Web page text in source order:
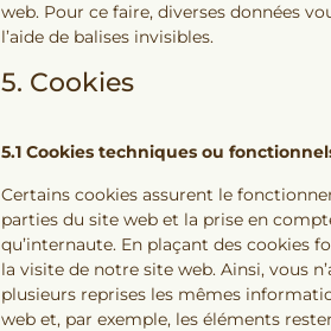
web. Pour ce faire, diverses données
l’aide de balises invisibles.
5. Cookies
5.1 Cookies techniques ou
Certains cookies assurent le
parties du site web et la prise en
qu’internaute. En plaçant des cookies
la visite de notre site web. Ainsi, vous
plusieurs reprises les mêmes
web et, par exemple, les éléments